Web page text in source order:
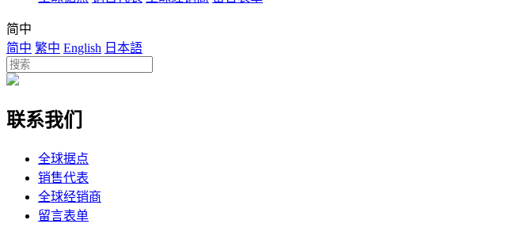
简中
简中 繁中 English 日本語
联系我们
全球据点
销售代表
全球经销商
留言表单